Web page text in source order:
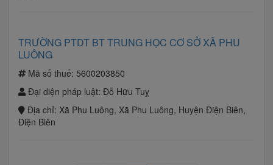
TRƯỜNG PTDT BT TRUNG HỌC CƠ SỞ XÃ PHU
LUÔNG
Mã số thuế: 5600203850
Đại diện pháp luật: Đỗ Hữu Tuỵ
Địa chỉ: Xã Phu Luông, Xã Phu Luông, Huyện Điện Biên,
Điện Biên